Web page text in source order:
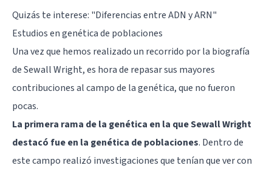
Quizás te interese: "Diferencias entre ADN y ARN"
Estudios en genética de poblaciones
Una vez que hemos realizado un recorrido por la biografía
de Sewall Wright, es hora de repasar sus mayores
contribuciones al campo de la genética, que no fueron
pocas.
La primera rama de la genética en la que Sewall Wright
destacó fue en la genética de poblaciones. Dentro de
este campo realizó investigaciones que tenían que ver con